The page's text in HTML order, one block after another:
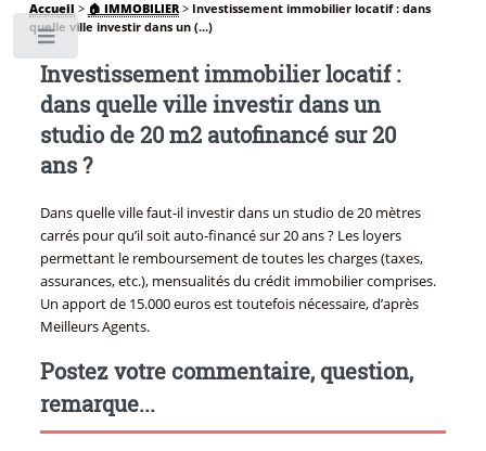
Accueil > 🏠 IMMOBILIER> Investissement immobilier locatif : dans
quelle ville investir dans un (...)
Investissement immobilier locatif :
dans quelle ville investir dans un
studio de 20 m2 autofinancé sur 20
ans ?
Dans quelle ville faut-il investir dans un studio de 20 mètres
carrés pour qu’il soit auto-financé sur 20 ans ? Les loyers
permettant le remboursement de toutes les charges (taxes,
assurances, etc.), mensualités du crédit immobilier comprises.
Un apport de 15.000 euros est toutefois nécessaire, d’après
Meilleurs Agents.
Postez votre commentaire, question,
remarque...